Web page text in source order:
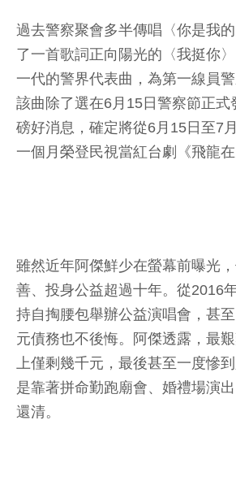
過去警察聚會多半傳唱〈你是我
了一首歌詞正向陽光的〈我挺你
一代的警界代表曲，為第一線員警
該曲除了選在6月15日警察節正式
磅好消息，確定將從6月15日至7
一個月榮登民視當紅台劇《飛龍在
雖然近年阿傑鮮少在螢幕前曝光
善、投身公益超過十年。從2016
持自掏腰包舉辦公益演唱會，甚
元債務也不後悔。阿傑透露，最
上僅剩幾千元，最後甚至一度慘
是靠著拼命勤跑廟會、婚禮場演
還清。